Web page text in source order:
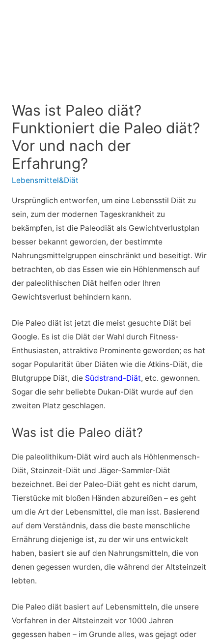
Was ist Paleo diät?
Funktioniert die Paleo diät?
Vor und nach der
Erfahrung?
Lebensmittel&Diät
Ursprünglich entworfen, um eine Lebensstil Diät zu
sein, zum der modernen Tageskrankheit zu
bekämpfen, ist die Paleodiät als Gewichtverlustplan
besser bekannt geworden, der bestimmte
Nahrungsmittelgruppen einschränkt und beseitigt. Wir
betrachten, ob das Essen wie ein Höhlenmensch auf
der paleolithischen Diät helfen oder Ihren
Gewichtsverlust behindern kann.
Die Paleo diät ist jetzt die meist gesuchte Diät bei
Google. Es ist die Diät der Wahl durch Fitness-
Enthusiasten, attraktive Prominente geworden; es hat
sogar Popularität über Diäten wie die Atkins-Diät, die
Blutgruppe Diät, die Südstrand-Diät, etc. gewonnen.
Sogar die sehr beliebte Dukan-Diät wurde auf den
zweiten Platz geschlagen.
Was ist die Paleo diät?
Die paleolithikum-Diät wird auch als Höhlenmensch-
Diät, Steinzeit-Diät und Jäger-Sammler-Diät
bezeichnet. Bei der Paleo-Diät geht es nicht darum,
Tierstücke mit bloßen Händen abzureißen – es geht
um die Art der Lebensmittel, die man isst. Basierend
auf dem Verständnis, dass die beste menschliche
Ernährung diejenige ist, zu der wir uns entwickelt
haben, basiert sie auf den Nahrungsmitteln, die von
denen gegessen wurden, die während der Altsteinzeit
lebten.
Die Paleo diät basiert auf Lebensmitteln, die unsere
Vorfahren in der Altsteinzeit vor 1000 Jahren
gegessen haben – im Grunde alles, was gejagt oder